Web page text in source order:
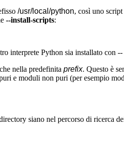
/usr/local/python, così uno
--install-scripts:
interprete Python sia installato con --
nella predefinita prefix. Questo è
e moduli non puri (per esempio
siano nel percorso di ricerca